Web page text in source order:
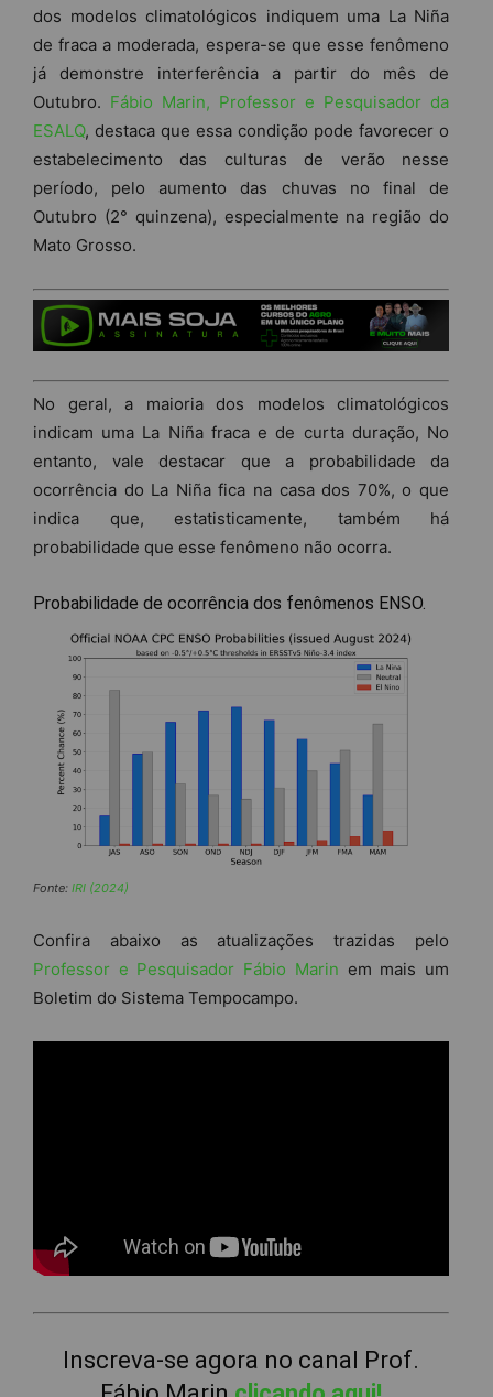
dos modelos climatológicos indiquem uma La Niña
de fraca a moderada, espera-se que esse fenômeno
já demonstre interferência a partir do mês de
Outubro. Fábio Marin, Professor e Pesquisador da
ESALQ, destaca que essa condição pode favorecer o
estabelecimento das culturas de verão nesse
período, pelo aumento das chuvas no final de
Outubro (2° quinzena), especialmente na região do
Mato Grosso.
No geral, a maioria dos modelos climatológicos
indicam uma La Niña fraca e de curta duração, No
entanto, vale destacar que a probabilidade da
ocorrência do La Niña fica na casa dos 70%, o que
indica que, estatisticamente, também há
probabilidade que esse fenômeno não ocorra.
Probabilidade de ocorrência dos fenômenos ENSO.
Fonte: IRI (2024)
Confira abaixo as atualizações trazidas pelo
Professor e Pesquisador Fábio Marin em mais um
Boletim do Sistema Tempocampo.
Inscreva-se agora no canal
Prof.